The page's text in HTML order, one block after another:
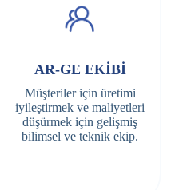
AR-GE EKİBİ
Müşteriler için üretimi
iyileştirmek ve maliyetleri
düşürmek için gelişmiş
bilimsel ve teknik ekip.